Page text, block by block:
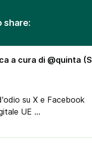
share:
su X e Facebook
UE
Farmacie
SHEIN